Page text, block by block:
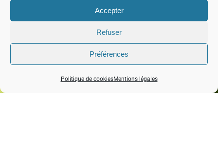
Accepter
Refuser
Préférences
Politique de cookiesMentions légales